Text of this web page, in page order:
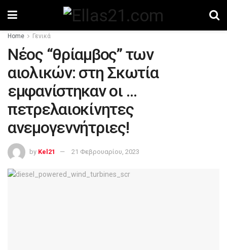
Home Γενικά
Νέος “θρίαμβος” των
αιολικών: στη Σκωτία
εμφανίστηκαν οι …
πετρελαιοκίνητες
ανεμογεννήτριες!
by Kel21 21 Φεβρουαρίου, 2023